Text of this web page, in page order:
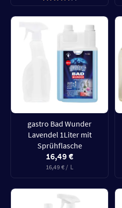
gastro Bad Wunder
Lavendel 1Liter mit
Sprühflasche
16,49 €
16,49 € / L